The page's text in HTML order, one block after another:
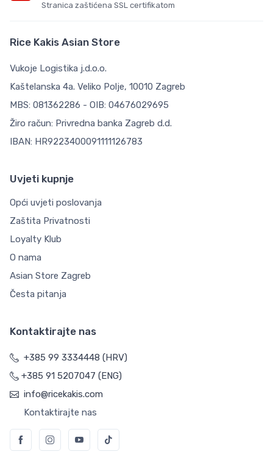
Stranica zaštićena SSL certifikatom
Rice Kakis Asian Store
Vukoje Logistika j.d.o.o.
Kaštelanska 4a. Veliko Polje, 10010 Zagreb
MBS: 081362286 - OIB: 04676029695
Žiro račun: Privredna banka Zagreb d.d.
IBAN: HR9223400091111126783
Uvjeti kupnje
Opći uvjeti poslovanja
Zaštita Privatnosti
Loyalty Klub
O nama
Asian Store Zagreb
Česta pitanja
Kontaktirajte nas
+385 99 3334448 (HRV)
+385 91 5207047 (ENG)
info@ricekakis.com
Kontaktirajte nas